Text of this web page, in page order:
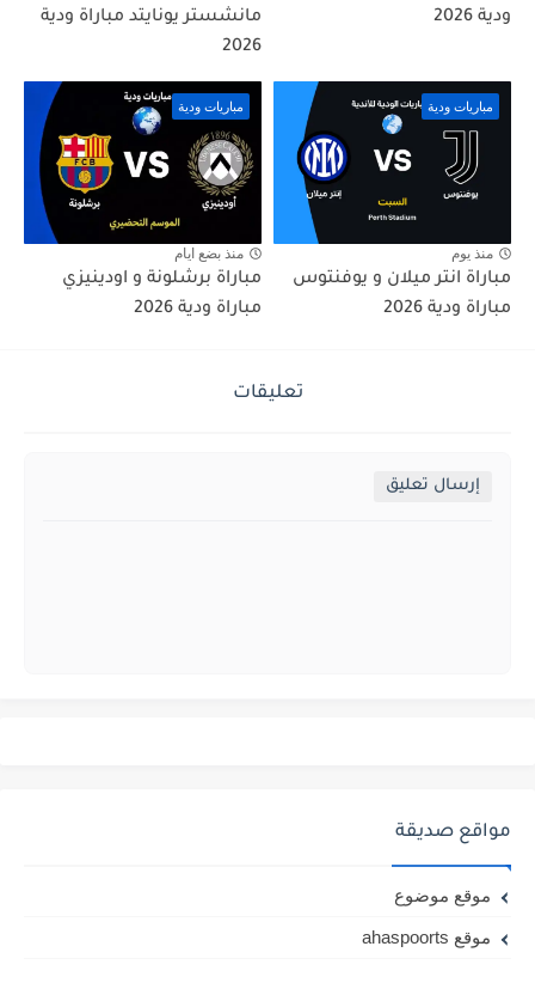
ودية 2026
مانشستر يونايتد مباراة ودية
2026
مباريات ودية
منذ يوم
مباراة انتر ميلان و يوفنتوس
مباراة ودية 2026
مباريات ودية
منذ بضع ايام
مباراة برشلونة و اودينيزي
مباراة ودية 2026
تعليقات
إرسال تعليق
مواقع صديقة
موقع موضوع
موقع ahaspoorts